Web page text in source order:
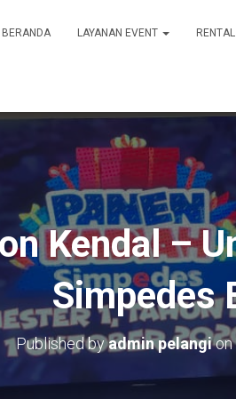
BERANDA LAYANAN EVENT
Kendal –
Simpedes
Published byadmin pelangion